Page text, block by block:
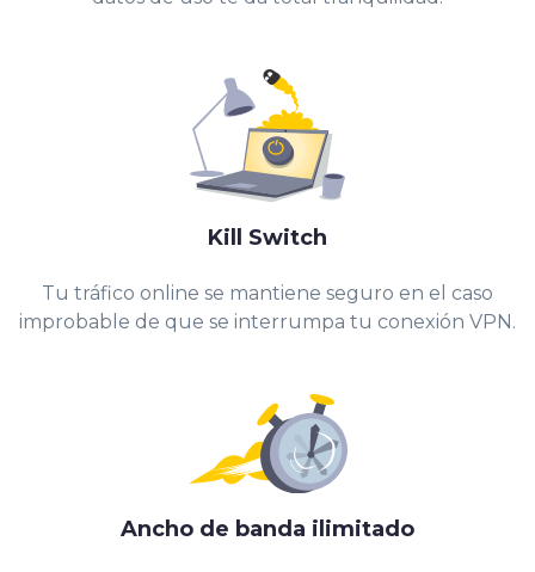
Kill Switch
Tu tráfico online se mantiene seguro en el caso
improbable de que se interrumpa tu conexión VPN.
Ancho de banda ilimitado